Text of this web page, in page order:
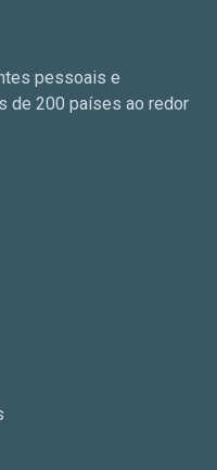
pessoais e
de 200 países ao redor